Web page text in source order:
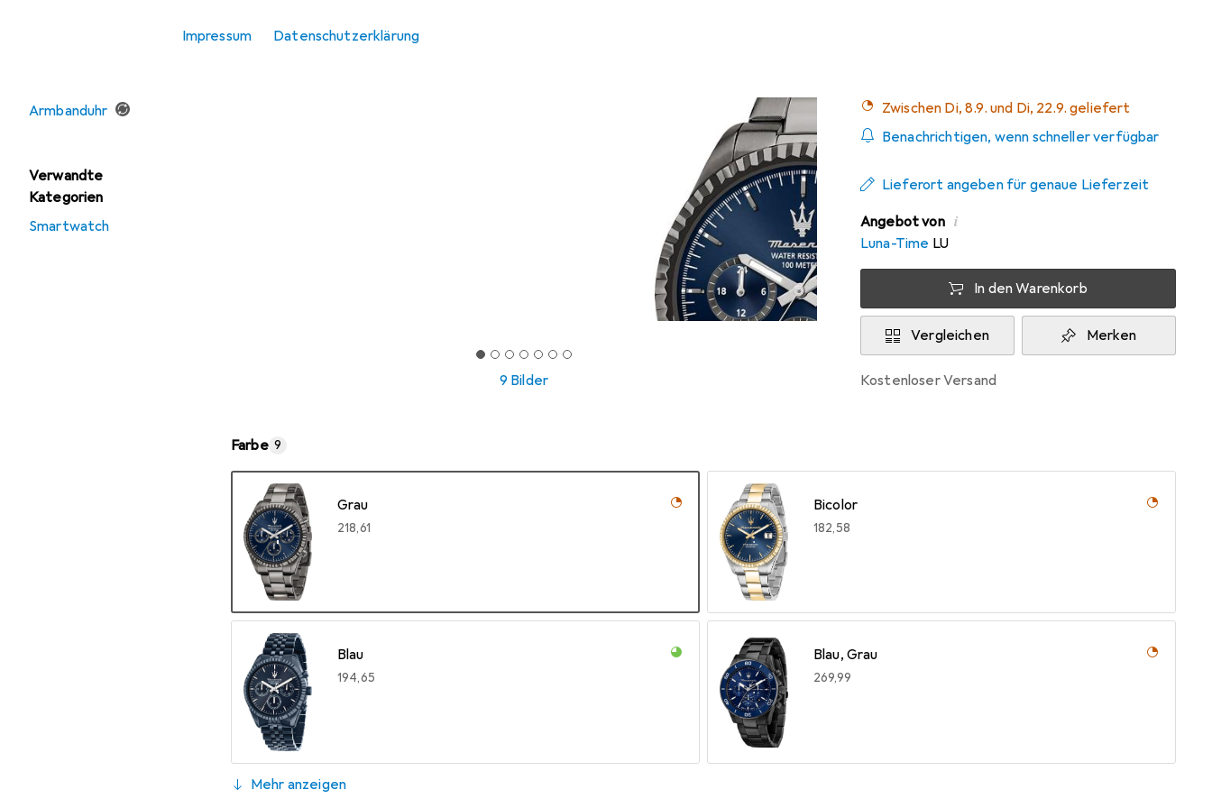
Impressum Datenschutzerklärung
Armbanduhr
Verwandte
Kategorien
Smartwatch
9 Bilder
Zwischen Di, 8.9. und Di, 22.9. geliefert
Benachrichtigen, wenn schneller verfügbar
Lieferort angeben für genaue Lieferzeit
Angebot von i
Luna-Time LU
In den Warenkorb
Vergleichen Merken
kostenloser Versand
Farbe 9
Grau
EUR
218,61
Bicolor
EUR
182,58
Blau
EUR
194,65
Blau, Grau
EUR
269,99
Mehr anzeigen